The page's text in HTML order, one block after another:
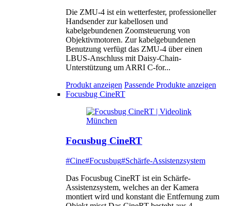
Die ZMU-4 ist ein wetterfester, professioneller
Handsender zur kabellosen und
kabelgebundenen Zoomsteuerung von
Objektivmotoren. Zur kabelgebundenen
Benutzung verfügt das ZMU-4 über einen
LBUS-Anschluss mit Daisy-Chain-
Unterstützung um ARRI C-for...
Produkt anzeigen Passende Produkte anzeigen
Focusbug CineRT
Focusbug CineRT
#Cine#Focusbug#Schärfe-Assistenzsystem
Das Focusbug CineRT ist ein Schärfe-
Assistenzsystem, welches an der Kamera
montiert wird und konstant die Entfernung zum